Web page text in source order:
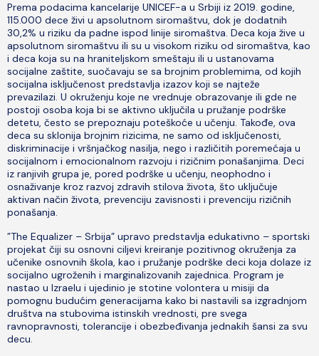
Prema podacima kancelarije UNICEF-a u Srbiji iz 2019. godine,
115.000 dece živi u apsolutnom siromaštvu, dok je dodatnih
30,2% u riziku da padne ispod linije siromaštva. Deca koja žive u
apsolutnom siromaštvu ili su u visokom riziku od siromaštva, kao
i deca koja su na hraniteljskom smeštaju ili u ustanovama
socijalne zaštite, suočavaju se sa brojnim problemima, od kojih
socijalna isključenost predstavlja izazov koji se najteže
prevazilazi. U okruženju koje ne vrednuje obrazovanje ili gde ne
postoji osoba koja bi se aktivno uključila u pružanje podrške
detetu, često se prepoznaju poteškoće u učenju. Takođe, ova
deca su sklonija brojnim rizicima, ne samo od isključenosti,
diskriminacije i vršnjačkog nasilja, nego i različitih poremećaja u
socijalnom i emocionalnom razvoju i rizičnim ponašanjima. Deci
iz ranjivih grupa je, pored podrške u učenju, neophodno i
osnaživanje kroz razvoj zdravih stilova života, što uključuje
aktivan način života, prevenciju zavisnosti i prevenciju rizičnih
ponašanja.
”The Equalizer – Srbija” upravo predstavlja edukativno – sportski
projekat čiji su osnovni ciljevi kreiranje pozitivnog okruženja za
učenike osnovnih škola, kao i pružanje podrške deci koja dolaze iz
socijalno ugroženih i marginalizovanih zajednica. Program je
nastao u Izraelu i ujedinio je stotine volontera u misiji da
pomognu budućim generacijama kako bi nastavili sa izgradnjom
društva na stubovima istinskih vrednosti, pre svega
ravnopravnosti, tolerancije i obezbeđivanja jednakih šansi za svu
decu.